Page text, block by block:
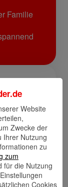
Familie
🎯 Service-
Website
Zwecke der
Ihrer Nutzung
zu
zum
für die Nutzung
Cookies